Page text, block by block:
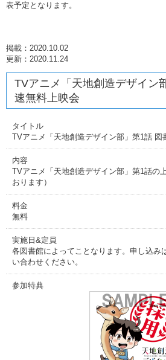
表予定となります。
掲載：2020.10.02
更新：2020.11.24
TVアニメ「天地創造デザイン
速無料上映会
タイトル
TVアニメ「天地創造デザイン部」第1話 図
内容
TVアニメ「天地創造デザイン部」第1話の
おります）
料金
無料
実施日&定員
各図書館によってことなります。申し込み
い合わせください。
参加特典